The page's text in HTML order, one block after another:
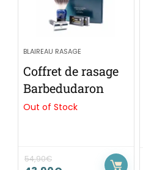
BLAIREAU RASAGE
Coffret de rasage
Barbedudaron
Out of Stock
54,90€